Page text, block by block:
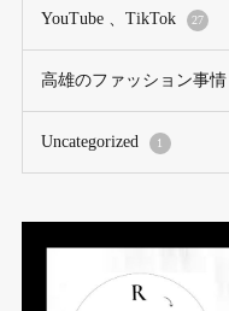
YouTube 、TikTok 27
高雄のファッション事情
Uncategorized 1